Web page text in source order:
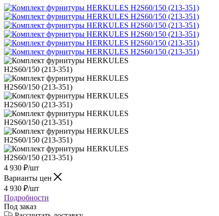
4 930 ₽/шт
Варианты цен
4 930 ₽/шт
Подробности
Под заказ